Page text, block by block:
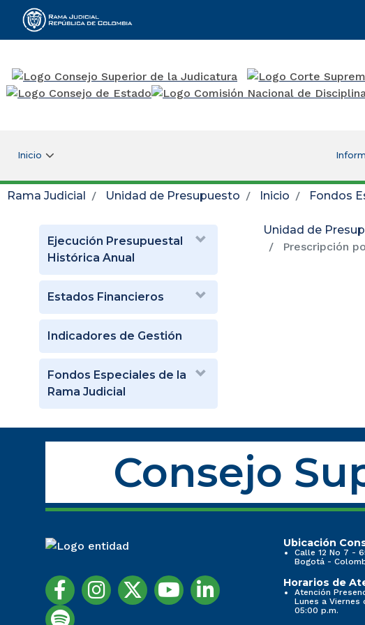
Rama Judicial
Inicio
Rama Judicial Unidad de Presupuesto Inicio Fondos
Ejecución Presupuestal
Histórica Anual
Estados Financieros
Indicadores de Gestión
Fondos Especiales de la
Rama Judicial
Unidad de
Prescripción
Consejo
Ubicación
Calle 12 No 7 -
Bogotá -
Horarios de
Atención
Lunes a Viernes
05:00 p.m.